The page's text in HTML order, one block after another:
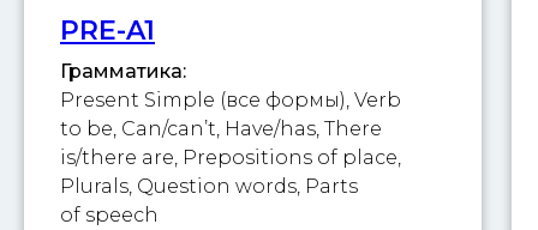
PRE-A1
Грамматика:
Present Simple (все формы), Verb
to be, Can/can’t, Have/has, There
is/there are, Prepositions of place,
Plurals, Question words, Parts
of speech